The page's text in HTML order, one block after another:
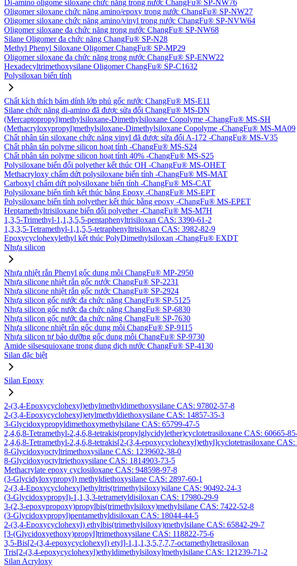
Di-amino oligome siloxane chức năng trong nước ChangFu® SP-NW76
Oligomer siloxane chức năng amino/epoxy trong nước ChangFu® SP-NW27
Oligomer siloxane chức năng amino/vinyl trong nước ChangFu® SP-NVW64
Oligomer siloxane đa chức năng trong nước ChangFu® SP-NW68
Silane Oligomer đa chức năng ChangFu® SP-N28
Methyl Phenyl Siloxane Oligomer ChangFu® SP-MP29
Oligomer siloxane đa chức năng trong nước ChangFu® SP-ENW22
Hexadecyltrimethoxysilane Oligomer ChangFu® SP-C1632
Polysiloxan biến tính
Chất kích thích bám dính lớp phủ gốc nước ChangFu® MS-E11
Silane chức năng di-amino đã được sửa đổi ChangFu® MS-DN
(Mercaptopropyl)methylsiloxane-Dimethylsiloxane Copolyme -ChangFu® MS-SH
(Methacryloxypropyl)methylsiloxane-Dimethylsiloxane Copolyme -ChangFu® MS-MA09
Chất phân tán siloxane chức năng vinyl đã được sửa đổi A-172 -ChangFu® MS-V35
Chất phân tán polyme silicon hoạt tính -ChangFu® MS-S24
Chất phân tán polyme silicon hoạt tính 40% -ChangFu® MS-S25
Polysiloxane biến đổi polyether kết thúc OH -ChangFu® MS-OHET
Methacryloxy chấm dứt polysiloxane biến tính -ChangFu® MS-MAT
Carboxyl chấm dứt polysiloxane biến tính -ChangFu® MS-CAT
Polysiloxane biến tính kết thúc bằng Epoxy -ChangFu® MS-EPT
Polysiloxane biến tính polyether kết thúc bằng epoxy -ChangFu® MS-EPET
Heptamethyltrisiloxane biến đổi polyether -ChangFu® MS-M7H
1,3,5-Trimethyl-1,1,3,5,5-pentaphenyltrisiloxan CAS: 3390-61-2
1,3,3,5-Tetramethyl-1,1,5,5-tetraphenyltrisiloxan CAS: 3982-82-9
Epoxycyclohexylethyl kết thúc PolyDimethylsiloxan -ChangFu® EXDT
Nhựa silicon
Nhựa nhiệt rắn Phenyl gốc dung môi ChangFu® MP-2950
Nhựa silicone nhiệt rắn gốc nước ChangFu® SP-2231
Nhựa silicone nhiệt rắn gốc nước ChangFu® SP-2924
Nhựa silicon gốc nước đa chức năng ChangFu® SP-5125
Nhựa silicon gốc nước đa chức năng ChangFu® SP-6830
Nhựa silicon gốc nước đa chức năng ChangFu® SP-7630
Nhựa silicone nhiệt rắn gốc dung môi ChangFu® SP-9115
Nhựa silicon tự bảo dưỡng gốc dung môi ChangFu® SP-9730
Amide silsesquioxane trong dung dịch nước ChangFu® SP-4130
Silan đặc biệt
Silan Epoxy
2-(3,4-Epoxycyclohexyl)ethylmethyldimethoxysilane CAS: 97802-57-8
2-(3,4-Epoxycyclohexyl)etylmethyldiethoxysilane CAS: 14857-35-3
3-Glycidoxypropyldimethoxymethylsilane CAS: 65799-47-5
2,4,6,8-Tetramethyl-2,4,6,8-tetrakis(propylglycidylether)cyclotetrasiloxane CAS: 60665-
2,4,6,8-Tetramethyl-2,4,6,8-tetrakis[2-(3,4-epoxycyclohexyl)ethyl]cyclotetrasiloxane
8-Glycidoxyoctyltrimethoxysilane CAS: 1239602-38-0
8-Glycidoxyoctyltriethoxysilane CAS: 1814903-73-5
Methacrylate epoxy cyclosiloxane CAS: 948598-97-8
(3-Glycidyloxypropyl) methyldiethoxysilane CAS: 2897-60-1
2-(3,4-Epoxycyclohexyl)ethyltris(trimethylsiloxy)silane CAS: 90492-24-3
(3-Glycidoxypropyl)-1,1,3,3-tetrametyldisiloxan CAS: 17980-29-9
3-(2,3-epoxypropoxy)propylbis(trimethylsiloxy)methylsilane CAS: 7422-52-8
(3-Glycidoxypropyl)pentamethyldisiloxan CAS: 18044-44-5
2-(3,4-Epoxycyclohexyl) ethylbis(trimethylsiloxy)methylsilane CAS: 65842-29-7
[3-(Glycidoxyethoxy)propyl]trimethoxysilane CAS: 118822-75-6
3,5-Bis[2-(3,4-epoxycyclohexyl) etyl]-1,1,1,3,5,7,7,7-octamethyltetrasiloxan
Tris[2-(3,4-epoxycyclohexyl)ethyldimethylsiloxy]methylsilane CAS: 121239-71-2
Silan Acryloxy